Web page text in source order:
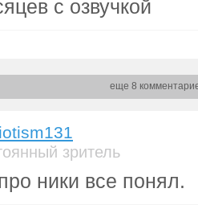
с озвучкой
еще 8
зритель
ники все понял.